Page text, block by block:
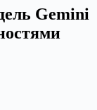
Gemini